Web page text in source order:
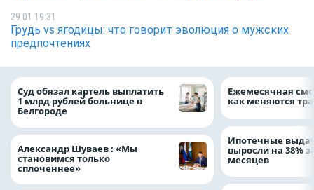
29.01 19:31
Грудь vs ягодицы: что говорит эволюция о мужских
предпочтениях
Суд обязал картель выплатить
1 млрд рублей больнице в
Белгороде
Александр Шуваев : «Мы
становимся только
сплоченнее»
Ежемесячная
как меняются
Ипотечные
выросли на 38%
месяцев